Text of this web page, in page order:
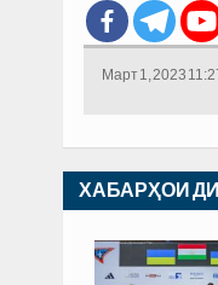
Март 1, 2023
ХАБАРҲОИ